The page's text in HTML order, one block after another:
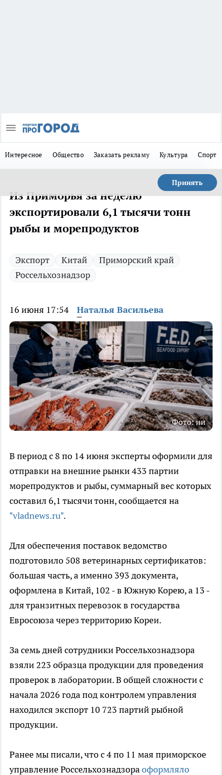
Интересное Общество Заказать рекламу Культура Спорт
Принять
Из Приморья за неделю
экспортировали 6,1 тысячи тонн
рыбы и морепродуктов
Экспорт Китай
Приморский край
Россельхознадзор
16 июня 17:54 Наталья Васильева
Фото: ии
В период с 8 по 14 июня эксперты оформили для
отправки на внешние рынки 433 партии
морепродуктов и рыбы, суммарный вес которых
составил 6,1 тысячи тонн, сообщается на
"vladnews.ru".
Для обеспечения поставок ведомство
подготовило 508 ветеринарных сертификатов:
большая часть, а именно 393 документа,
оформлена в Китай, 102 - в Южную Корею, а 13 -
для транзитных перевозок в государства
Евросоюза через территорию Кореи.
За семь дней сотрудники Россельхознадзора
взяли 223 образца продукции для проведения
проверок в лаборатории. В общей сложности с
начала 2026 года под контролем управления
находился экспорт 10 723 партий рыбной
продукции.
Ранее мы писали, что с 4 по 11 мая приморское
управление Россельхознадзораоформляло